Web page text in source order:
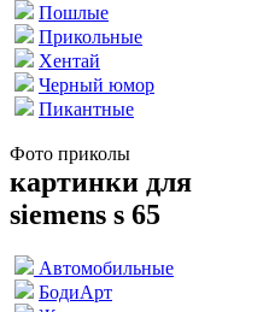
Пошлые
Прикольные
Хентай
Черный юмор
Пикантные
Фото приколы
картинки для
siemens s 65
Автомобильные
БодиАрт